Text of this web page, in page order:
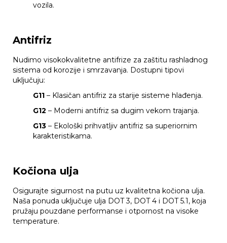
vozila.
Antifriz
Nudimo visokokvalitetne antifrize za zaštitu rashladnog
sistema od korozije i smrzavanja. Dostupni tipovi
uključuju:
G11 – Klasičan antifriz za starije sisteme hlađenja.
G12 – Moderni antifriz sa dugim vekom trajanja.
G13 – Ekološki prihvatljiv antifriz sa superiornim
karakteristikama.
Kočiona ulja
Osigurajte sigurnost na putu uz kvalitetna kočiona ulja.
Naša ponuda uključuje ulja DOT 3, DOT 4 i DOT 5.1, koja
pružaju pouzdane performanse i otpornost na visoke
temperature.